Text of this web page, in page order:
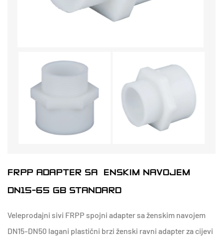
FRPP ADAPTER SA ŽENSKIM NAVOJEM
DN15-65 GB STANDARD
Veleprodajni sivi FRPP spojni adapter sa ženskim navojem
DN15-DN50 lagani plastični brzi ženski ravni adapter za cijevi